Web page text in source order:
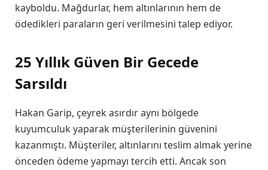
kayboldu. Mağdurlar, hem altınlarının hem de
ödedikleri paraların geri verilmesini talep ediyor.
25 Yıllık Güven Bir Gecede
Sarsıldı
Hakan Garip, çeyrek asırdır aynı bölgede
kuyumculuk yaparak müşterilerinin güvenini
kazanmıştı. Müşteriler, altınlarını teslim almak yerine
önceden ödeme yapmayı tercih etti. Ancak son